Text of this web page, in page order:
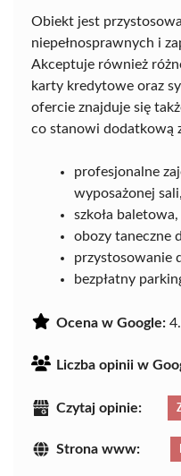
Obiekt jest
niepełnosprawnych i
Akceptuje również
karty kredytowe oraz
ofercie znajduje się
co stanowi dodatkową
profesjonalne
wyposażonej sali,
szkoła baletowa,
obozy taneczne
przystosowanie
bezpłatny
Ocena w Google:
Liczba opinii w
Czytaj opinie:
Strona www: